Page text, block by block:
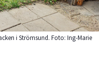
i Strömsund. Foto: Ing-Marie